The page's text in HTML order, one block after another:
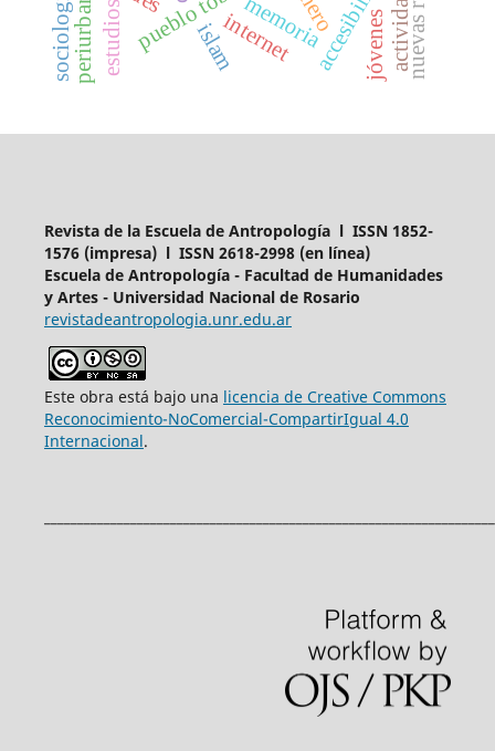
memoria
periurbano actividad
internet
islam
estudios
sociología jóvenes
Revista de la Escuela de Antropología l ISSN 1852-
1576 (impresa) l ISSN 2618-2998 (en línea)
Escuela de Antropología - Facultad de Humanidades
y Artes - Universidad Nacional de Rosario
revistadeantropologia.unr.edu.ar
Este obra está bajo una licencia de Creative Commons
Reconocimiento-NoComercial-CompartirIgual 4.0
Internacional.